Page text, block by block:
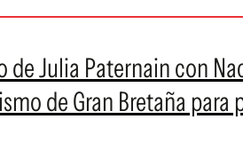
de Julia Paternain con
de Gran Bretaña para